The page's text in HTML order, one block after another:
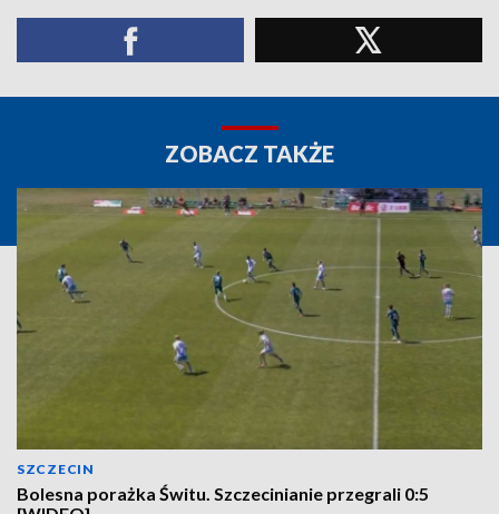
ZOBACZ TAKŻE
SZCZECIN
Bolesna porażka Świtu. Szczecinianie przegrali 0:5